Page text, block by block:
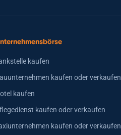
kaufen
kaufen oder verkaufen
kaufen
kaufen oder verkaufen
kaufen oder verkaufen